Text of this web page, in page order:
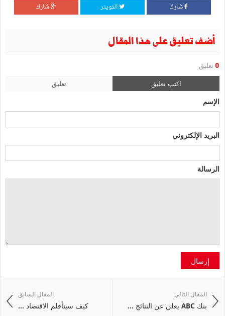
شارك التويتر شارك
أضف تعليق على هذا المقال
0 تعليق
اكتب تعليق تعليق
الإسم
البريد الإلكتروني
الرسالة
إرسال
المقال السابق
كيف سيتأقلم الاقتصاد ...
المقال التالي
بنك ABC يعلن عن النتائج ...